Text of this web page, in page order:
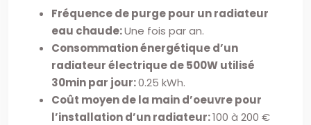
Fréquence de purge pour un radiateur
eau chaude:Une fois par an.
Consommation énergétique d’un
radiateur électrique de 500W utilisé
30min par jour:0.25 kWh.
Coût moyen de la main d’oeuvre pour
l’installation d’un radiateur:100 à 200 €